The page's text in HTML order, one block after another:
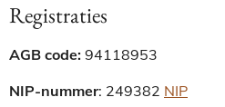
Registraties
AGB code: 94118953
NIP-nummer: 249382 NIP